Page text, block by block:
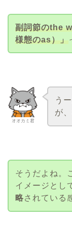
副詞節のthe
様態のas）」
オオカミ君
う
が
そうだよね。
イメージとし
略されている